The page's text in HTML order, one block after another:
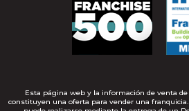
Esta página web y la información de venta
constituyen una oferta para vender una